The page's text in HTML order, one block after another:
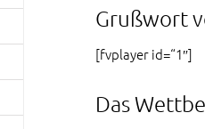
Grußwort
[fvplayer id=“1″]
Das